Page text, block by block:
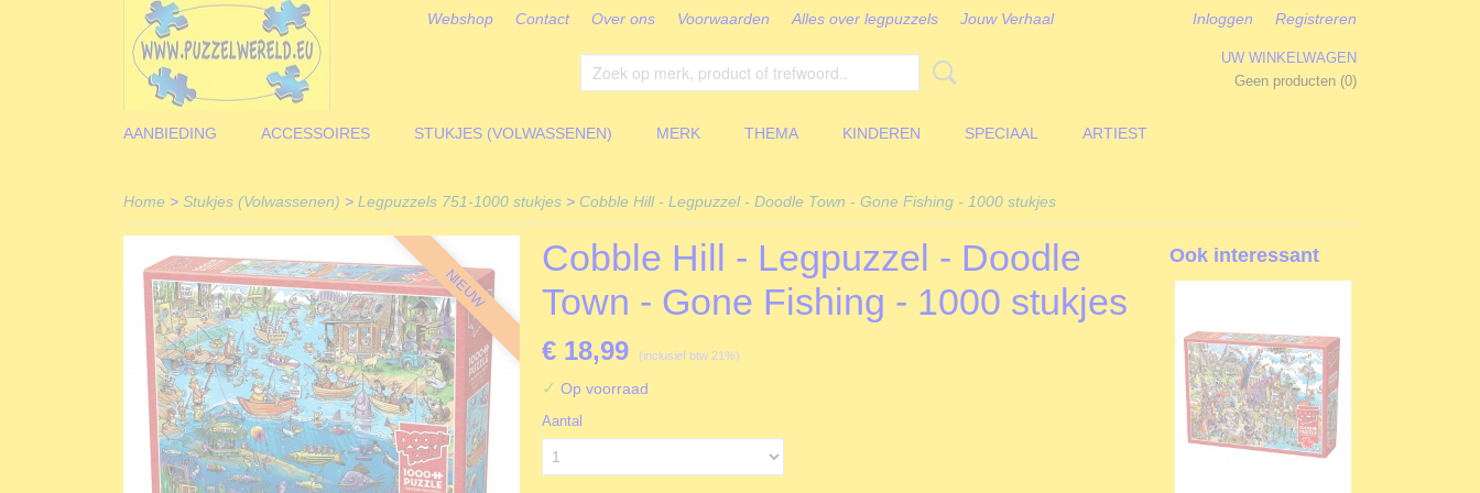
Webshop Contact Over ons Voorwaarden Alles over legpuzzels Jouw Verhaal Inloggen Registreren
UW WINKELWAGEN
Geen producten (0)
AANBIEDING ACCESSOIRES STUKJES (VOLWASSENEN) MERK THEMA KINDEREN SPECIAAL ARTIEST
Home > Stukjes (Volwassenen) > Legpuzzels 751-1000 stukjes > Cobble Hill - Legpuzzel - Doodle Town - Gone Fishing - 1000 stukjes
NIEUW
Cobble Hill - Legpuzzel - Doodle
Town - Gone Fishing - 1000 stukjes
€ 18,99 (inclusief btw 21%)
✓ Op voorraad
Aantal
Ook interessant